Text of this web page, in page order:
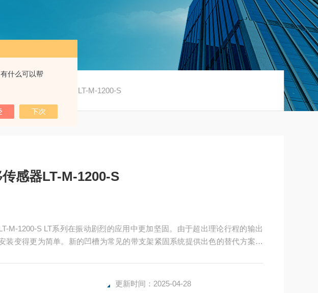
什么可以帮
/ 杰佛伦位移传感器LT-M-1200-S
感器LT-M-1200-S
加坚固。由于超出理论行程的输出
装变得更为简单。新的凹槽为常见的带支架紧固系统提供出色的替代方案。
更新时间：2025-04-28